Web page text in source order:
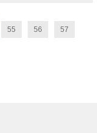
55 56
57